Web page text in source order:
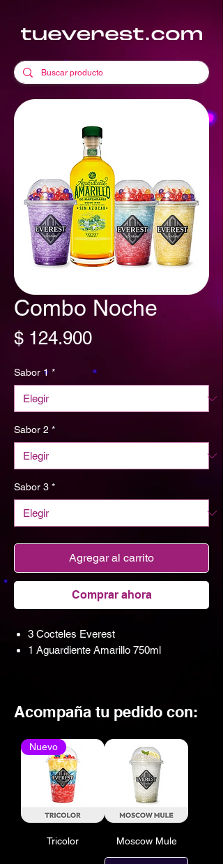
Combo Noche
$ 124.900Precio
Sabor 1 *
Sabor 2 *
Sabor 3 *
Agregar al carrito
Comprar ahora
3 Cocteles Everest
1 Aguardiente Amarillo 750ml
Acompaña tu pedido con:
Nuevo
Tricolor Moscow Mule